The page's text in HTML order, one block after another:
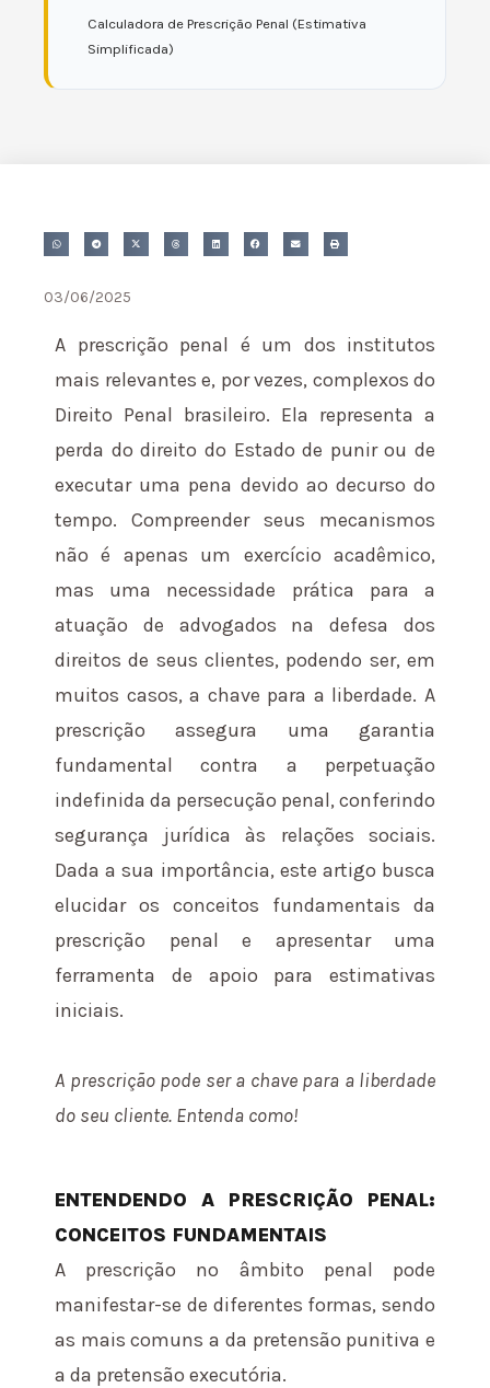
Calculadora de Prescrição Penal (Estimativa
Simplificada)
03/06/2025
A prescrição penal é um dos institutos
mais relevantes e, por vezes, complexos do
Direito Penal brasileiro. Ela representa a
perda do direito do Estado de punir ou de
executar uma pena devido ao decurso do
tempo. Compreender seus mecanismos
não é apenas um exercício acadêmico,
mas uma necessidade prática para a
atuação de advogados na defesa dos
direitos de seus clientes, podendo ser, em
muitos casos, a chave para a liberdade. A
prescrição assegura uma garantia
fundamental contra a perpetuação
indefinida da persecução penal, conferindo
segurança jurídica às relações sociais.
Dada a sua importância, este artigo busca
elucidar os conceitos fundamentais da
prescrição penal e apresentar uma
ferramenta de apoio para estimativas
iniciais.
A prescrição pode ser a chave para a liberdade
do seu cliente. Entenda como!
ENTENDENDO A PRESCRIÇÃO PENAL:
CONCEITOS FUNDAMENTAIS
A prescrição no âmbito penal pode
manifestar-se de diferentes formas, sendo
as mais comuns a da pretensão punitiva e
a da pretensão executória.